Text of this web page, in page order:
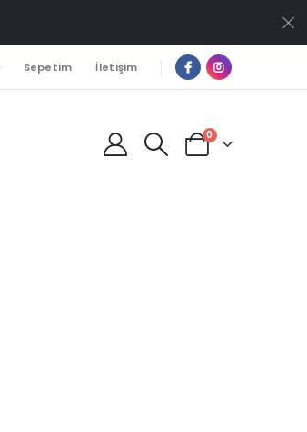
Sepetim İletişim
0